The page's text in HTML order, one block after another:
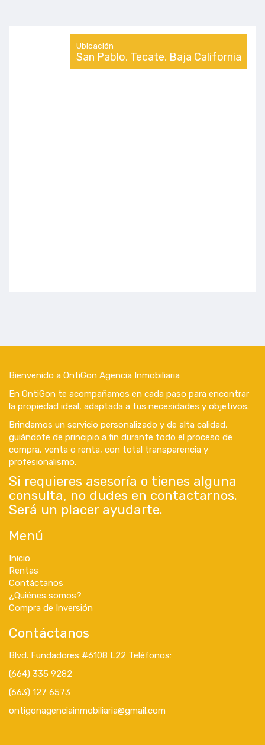
Ubicación
San Pablo, Tecate, Baja California
Bienvenido a OntiGon Agencia Inmobiliaria
En OntiGon te acompañamos en cada paso para encontrar
la propiedad ideal, adaptada a tus necesidades y objetivos.
Brindamos un servicio personalizado y de alta calidad,
guiándote de principio a fin durante todo el proceso de
compra, venta o renta, con total transparencia y
profesionalismo.
Si requieres asesoría o tienes alguna
consulta, no dudes en contactarnos.
Será un placer ayudarte.
Menú
Inicio
Rentas
Contáctanos
¿Quiénes somos?
Compra de Inversión
Contáctanos
Blvd. Fundadores #6108 L22 Teléfonos:
(664) 335 9282
(663) 127 6573
ontigonagenciainmobiliaria@gmail.com